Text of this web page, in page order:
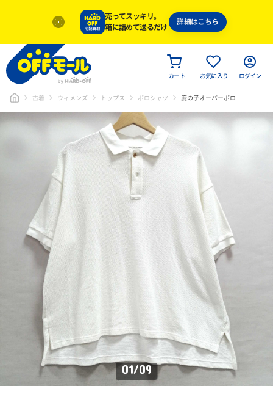
売ってスッキリ。
箱に詰めて送るだけ
詳細はこちら
カート お気に入り ログイン
古着 ウィメンズ トップス ポロシャツ 鹿の子オーバーポロ
01/09